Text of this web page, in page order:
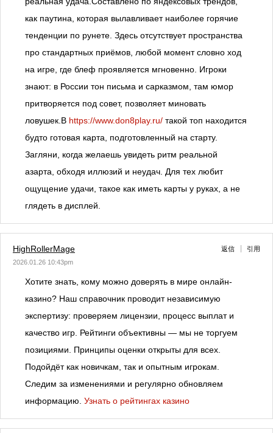
как паутина, которая вылавливает наиболее горячие
тенденции по рунете. Здесь отсутствует пространства
про стандартных приёмов, любой момент словно ход
на игре, где блеф проявляется мгновенно. Игроки
знают: в России тон письма и сарказмом, там юмор
притворяется под совет, позволяет миновать
ловушек.В https://www.don8play.ru/ такой топ находится
будто готовая карта, подготовленный на старту.
Загляни, когда желаешь увидеть ритм реальной
азарта, обходя иллюзий и неудач. Для тех любит
ощущение удачи, такое как иметь карты у руках, а не
глядеть в дисплей.
HighRollerMage
2026.01.26 10:43pm
返信 引用
Хотите знать, кому можно доверять в мире онлайн-
казино? Наш справочник проводит независимую
экспертизу: проверяем лицензии, процесс выплат и
качество игр. Рейтинги объективны — мы не торгуем
позициями. Принципы оценки открыты для всех.
Подойдёт как новичкам, так и опытным игрокам.
Следим за изменениями и регулярно обновляем
информацию. Узнать о рейтингах казино